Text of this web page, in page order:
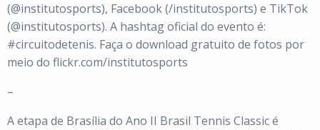
(@institutosports), Facebook (/institutosports) e TikTok
(@institutosports). A hashtag oficial do evento é:
#circuitodetenis. Faça o download gratuito de fotos por
meio do flickr.com/institutosports
–
A etapa de Brasília do Ano II Brasil Tennis Classic é